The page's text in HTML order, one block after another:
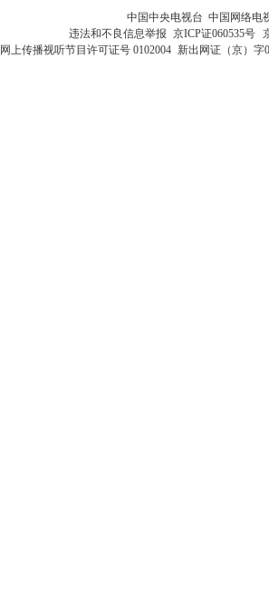
中国中央电视台 中国网络电
违法和不良信息举报 京ICP证060535号
网上传播视听节目许可证号 0102004 新出网证（京）